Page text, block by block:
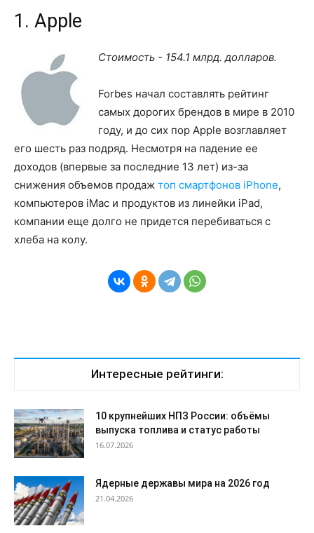
1. Apple
Стоимость - 154.1 млрд. долларов.
Forbes начал составлять рейтинг
самых дорогих брендов в мире в 2010
году, и до сих пор Apple возглавляет
его шесть раз подряд. Несмотря на падение ее
доходов (впервые за последние 13 лет) из-за
снижения объемов продаж топ смартфонов iPhone,
компьютеров iMac и продуктов из линейки iPad,
компании еще долго не придется перебиваться с
хлеба на колу.
Интересные рейтинги:
10 крупнейших НПЗ России: объёмы
выпуска топлива и статус работы
16.07.2026
Ядерные державы мира на 2026 год
21.04.2026